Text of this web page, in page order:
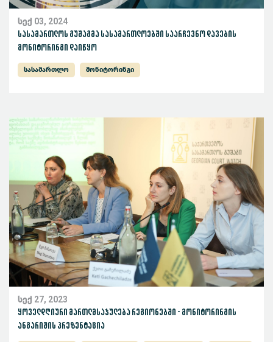
სექ 03, 2024
სასამართლოს გუშაგმა სასამართლოებში საარჩევნო დავების
მონიტორინგი დაიწყო
სასამართლო მონიტორინგი
სექ 27, 2023
ყოველდღიური მართლმსაჯულება რეგიონებში - მონიტორინგის
ანგარიშის პრეზენტაცია